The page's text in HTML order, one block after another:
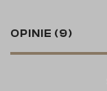
OPINIE (9)